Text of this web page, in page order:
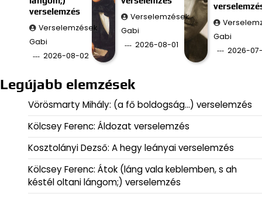
verselemzés
Verselemzések
Gabi
2026-08-02
Verselemzések
Gabi
2026-08-01
Gabi
2026-
Legújabb elemzések
Vörösmarty Mihály: (a fő boldogság…) verselemzés
Kölcsey Ferenc: Áldozat verselemzés
Kosztolányi Dezső: A hegy leányai verselemzés
Kölcsey Ferenc: Átok (láng vala keblemben, s ah
késtél oltani lángom;) verselemzés